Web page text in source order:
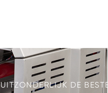
DE BESTE